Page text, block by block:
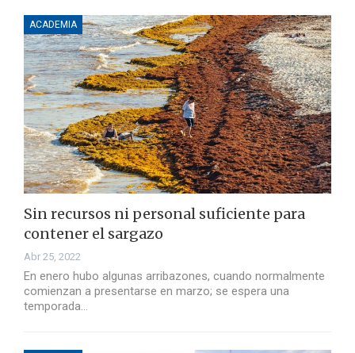
ACADEMIA
Sin recursos ni personal suficiente para
contener el sargazo
Abr 25, 2022
En enero hubo algunas arribazones, cuando normalmente
comienzan a presentarse en marzo; se espera una
temporada…